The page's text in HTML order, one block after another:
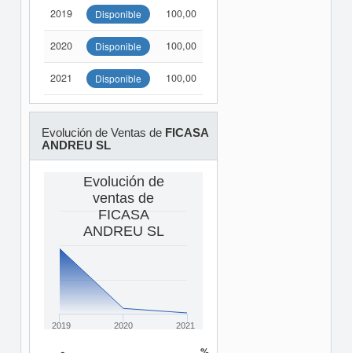
2019 Disponible 100,00
2020 Disponible 100,00
2021 Disponible 100,00
Evolución de Ventas de FICASA
ANDREU SL
Evolución de
ventas de
FICASA
ANDREU SL
2019 2020 2021